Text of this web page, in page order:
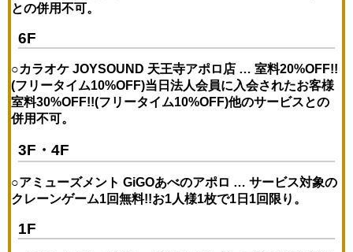
との併用不可。
6F
○カラオケ JOYSOUND 天王寺アポロ店 …室料20%OFF!!
(フリータイム10%OFF)当日法人会員に入会されたお客様
室料30%OFF!!(フリータイム10%OFF)他のサービスとの
併用不可。
3F・4F
○アミューズメント GiGOあべのアポロ …サービス対象の
クレーンゲーム1回無料!!お1人様1枚で1日1回限り。
1F